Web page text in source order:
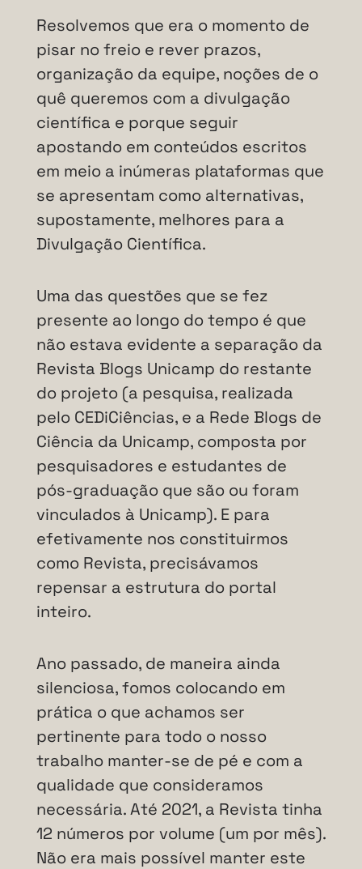
Resolvemos que era o momento de
pisar no freio e rever prazos,
organização da equipe, noções de o
quê queremos com a divulgação
científica e porque seguir
apostando em conteúdos escritos
em meio a inúmeras plataformas que
se apresentam como alternativas,
supostamente, melhores para a
Divulgação Científica.
Uma das questões que se fez
presente ao longo do tempo é que
não estava evidente a separação da
Revista Blogs Unicamp do restante
do projeto (a pesquisa, realizada
pelo CEDiCiências, e a Rede Blogs de
Ciência da Unicamp, composta por
pesquisadores e estudantes de
pós-graduação que são ou foram
vinculados à Unicamp). E para
efetivamente nos constituirmos
como Revista, precisávamos
repensar a estrutura do portal
inteiro.
Ano passado, de maneira ainda
silenciosa, fomos colocando em
prática o que achamos ser
pertinente para todo o nosso
trabalho manter-se de pé e com a
qualidade que consideramos
necessária. Até 2021, a Revista tinha
12 números por volume (um por mês).
Não era mais possível manter este